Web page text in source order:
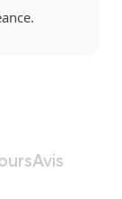
Avis